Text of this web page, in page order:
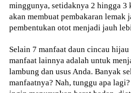
minggunya, setidaknya 2 hingga
akan membuat pembakaran lemak
pembentukan otot menjadi jauh
Selain 7 manfaat daun cincau
manfaat lainnya adalah untuk
lambung dan usus Anda. Banyak
manfaatnya? Nah, tunggu apa